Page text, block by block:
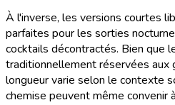
À l'inverse, les versions courtes
parfaites pour les sorties
cocktails décontractés. Bien que
traditionnellement réservées aux
longueur varie selon le contexte
chemise peuvent même convenir